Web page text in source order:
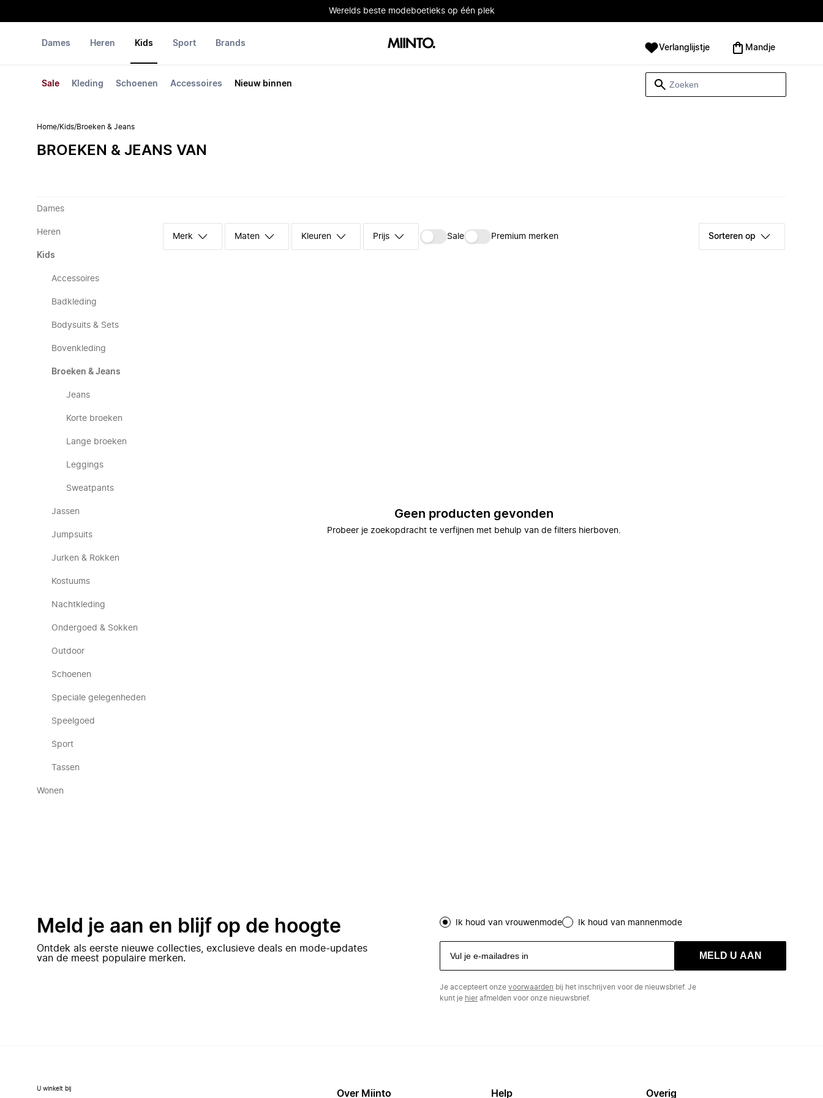
Werelds beste modeboetieks op één plek
Dames Heren Kids
Sale Kleding Schoenen Accessoires Nieuw binnen
Sport Brands Verlanglijstje Mandje
Home/Kids/Broeken & Jeans
BROEKEN & JEANS VAN
Dames
Heren
Kids
Accessoires
Badkleding
Bodysuits & Sets
Bovenkleding
Broeken & Jeans
Jeans
Korte broeken
Lange broeken
Leggings
Sweatpants
Jassen
Jumpsuits
Jurken & Rokken
Kostuums
Nachtkleding
Ondergoed & Sokken
Outdoor
Schoenen
Speciale gelegenheden
Speelgoed
Sport
Tassen
Wonen
Merk Maten Kleuren Prijs Sale Premium merken Sorteren op
Geen producten gevonden
Probeer je zoekopdracht te verfijnen met behulp van de filters hierboven.
Meld je aan en blijf op de hoogte
Ontdek als eerste nieuwe collecties, exclusieve deals en mode-updates
van de meest populaire merken.
Ik houd van vrouwenmode Ik houd van mannenmode
MELD U AAN
Je accepteert onze voorwaarden bij het inschrijven voor de nieuwsbrief. Je
kunt je hierafmelden voor onze nieuwsbrief.
U winkelt bij Over Miinto Help Overig